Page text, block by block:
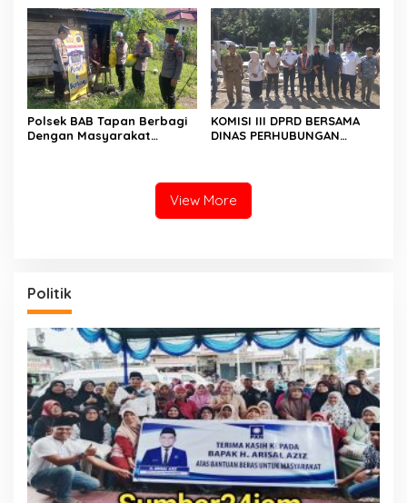
Beliung
Jalani Karantina Sebelum
Berangkat
Polsek BAB Tapan Berbagi
Dengan Masyarakat
KOMISI III DPRD BERSAMA
DINAS PERHUBUNGAN
View More
Politik